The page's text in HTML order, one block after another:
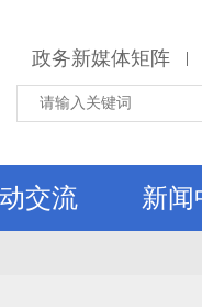
政务新媒体矩阵 |
交流 新闻